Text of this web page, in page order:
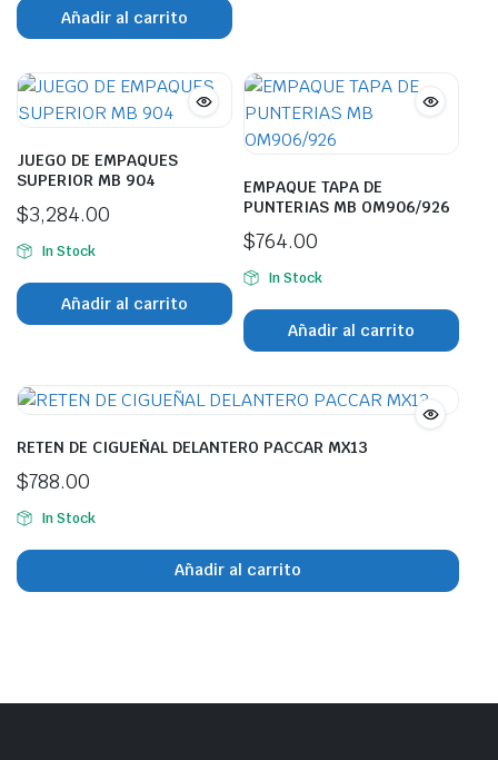
Añadir al carrito
JUEGO DE EMPAQUES
SUPERIOR MB 904
$3,284.00
In Stock
Añadir al carrito
EMPAQUE TAPA DE
PUNTERIAS MB OM906/926
$764.00
In Stock
Añadir al carrito
RETEN DE CIGUEÑAL DELANTERO PACCAR MX13
$788.00
In Stock
Añadir al carrito